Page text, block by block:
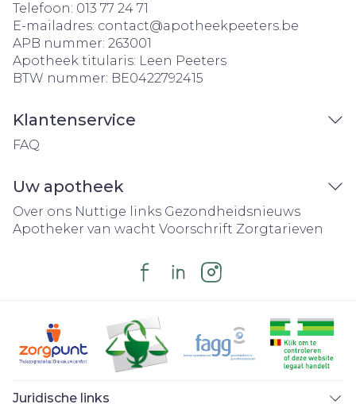
Telefoon: 013 77 24 71
E-mailadres: contact@apotheekpeeters.be
APB nummer: 263001
Apotheek titularis: Leen Peeters
BTW nummer: BE0422792415
Klantenservice
FAQ
Uw apotheek
Over ons Nuttige links Gezondheidsnieuws
Apotheker van wacht Voorschrift Zorgtarieven
Juridische links